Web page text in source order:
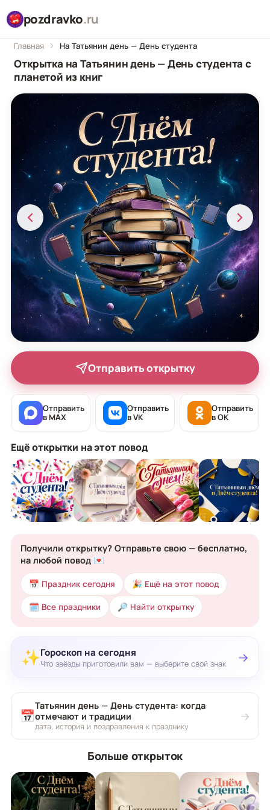
pozdravko.ru
Главная На Татьянин день — День студента
Открытка на Татьянин день — День студента с
планетой из книг
Отправить открытку
Отправить
в MAX
Отправить
в VK
Отправить
в OK
Ещё открытки на этот повод
Получили открытку? Отправьте свою — бесплатно,
на любой повод 💌
📅 Праздник сегодня 🎉 Ещё на этот повод
🗓 Все праздники 🔎 Найти открытку
✨Гороскоп на сегодня
Что звёзды приготовили вам — выберите свой знак →
📅
Татьянин день — День студента: когда
отмечают и традиции
дата, история и поздравления к празднику
→
Больше открыток